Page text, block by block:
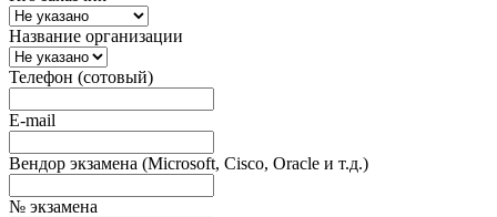
Название организации
Телефон (сотовый)
E-mail
Вендор экзамена (Microsoft, Cisco, Oracle и т.д.)
№ экзамена